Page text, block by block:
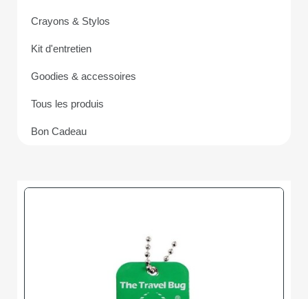
Crayons & Stylos
Kit d'entretien
Goodies & accessoires
Tous les produis
Bon Cadeau